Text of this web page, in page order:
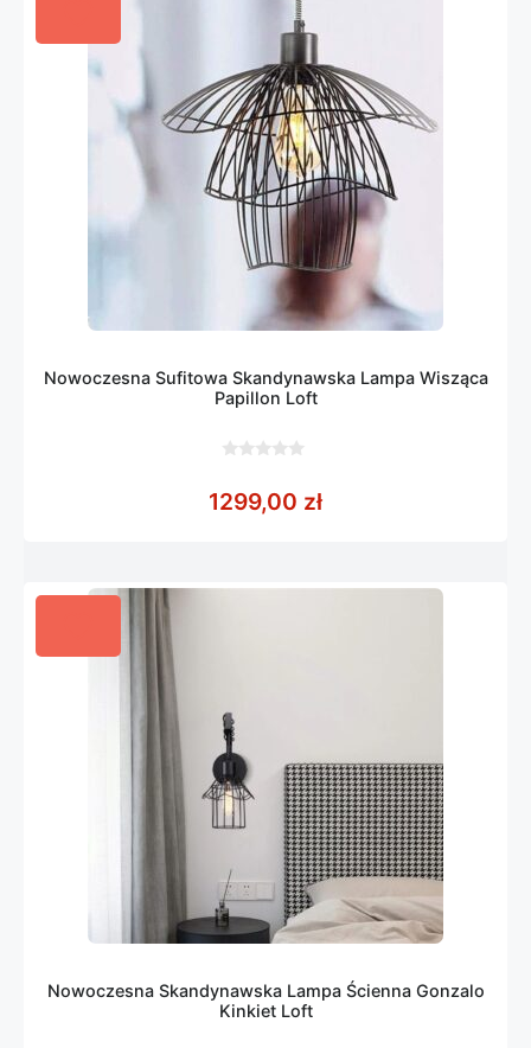
Nowoczesna Sufitowa Skandynawska Lampa Wisząca
Papillon Loft
5
1299,00 zł
Nowoczesna Skandynawska Lampa Ścienna Gonzalo
Kinkiet Loft